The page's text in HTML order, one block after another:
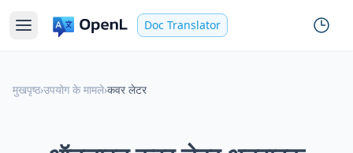
Doc Translator
मुखपृष्ठ›उपयोग के मामले›कवर लेटर